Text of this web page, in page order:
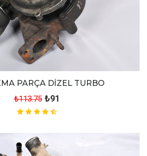
PARÇA DİZEL TURBO
₺113.75 ₺91